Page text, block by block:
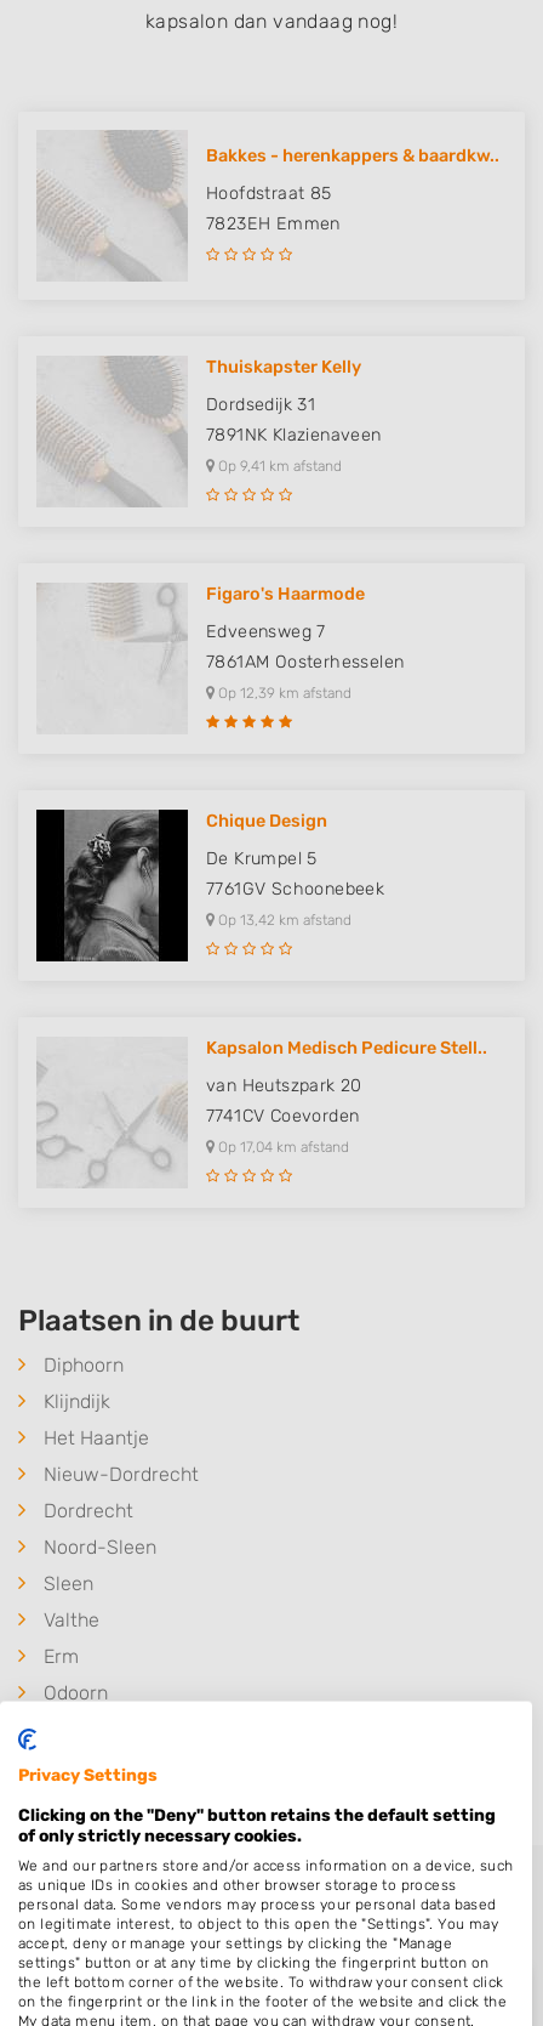
kapsalon dan vandaag nog!
Bakkes - herenkappers & baardkw..
Hoofdstraat 85
7823EH Emmen
Thuiskapster Kelly
Dordsedijk 31
7891NK Klazienaveen
Op 9,41 km afstand
Figaro's Haarmode
Edveensweg 7
7861AM Oosterhesselen
Op 12,39 km afstand
Chique Design
De Krumpel 5
7761GV Schoonebeek
Op 13,42 km afstand
Kapsalon Medisch Pedicure Stell..
van Heutszpark 20
7741CV Coevorden
Op 17,04 km afstand
Plaatsen in de buurt
Diphoorn
Klijndijk
Het Haantje
Nieuw-Dordrecht
Dordrecht
Noord-Sleen
Sleen
Valthe
Erm
Odoorn
Erica
Privacy Settings
Clicking on the "Deny" button retains the default setting
of only strictly necessary cookies.
We and our partners store and/or access information on a device, such
as unique IDs in cookies and other browser storage to process
personal data. Some vendors may process your personal data based
on legitimate interest, to object to this open the "Settings". You may
accept, deny or manage your settings by clicking the "Manage
settings" button or at any time by clicking the fingerprint button on
the left bottom corner of the website. To withdraw your consent click
on the fingerprint or the link in the footer of the website and click the
My data menu item, on that page you can withdraw your consent.